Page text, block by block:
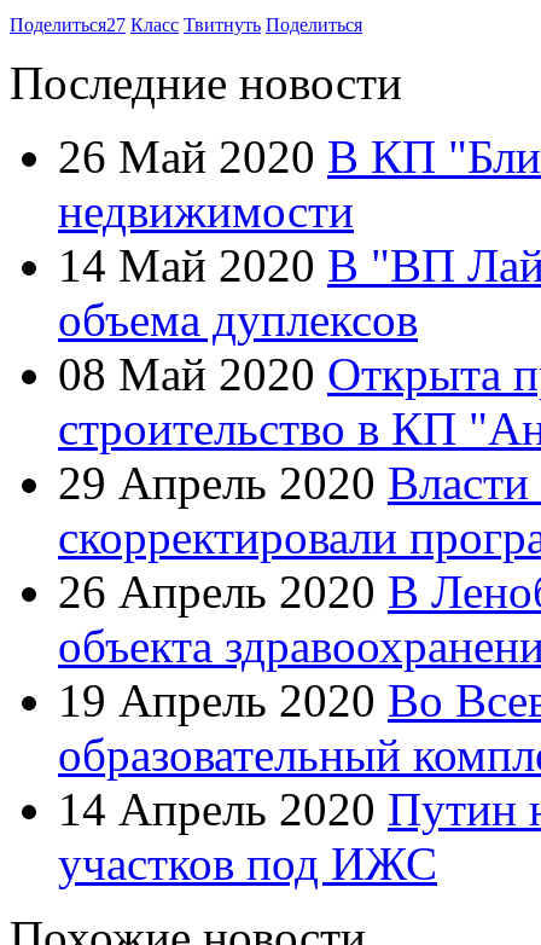
Поделиться27 Класс Твитнуть Поделиться
Последние новости
26 Май 2020 В КП
недвижимости
14 Май 2020 В "ВП
объема дуплексов
08 Май 2020 Открыта
строительство в КП
29 Апрель 2020
скорректировали
26 Апрель 2020 В
объекта
19 Апрель 2020 Во
образовательный
14 Апрель 2020 Путин
участков под ИЖС